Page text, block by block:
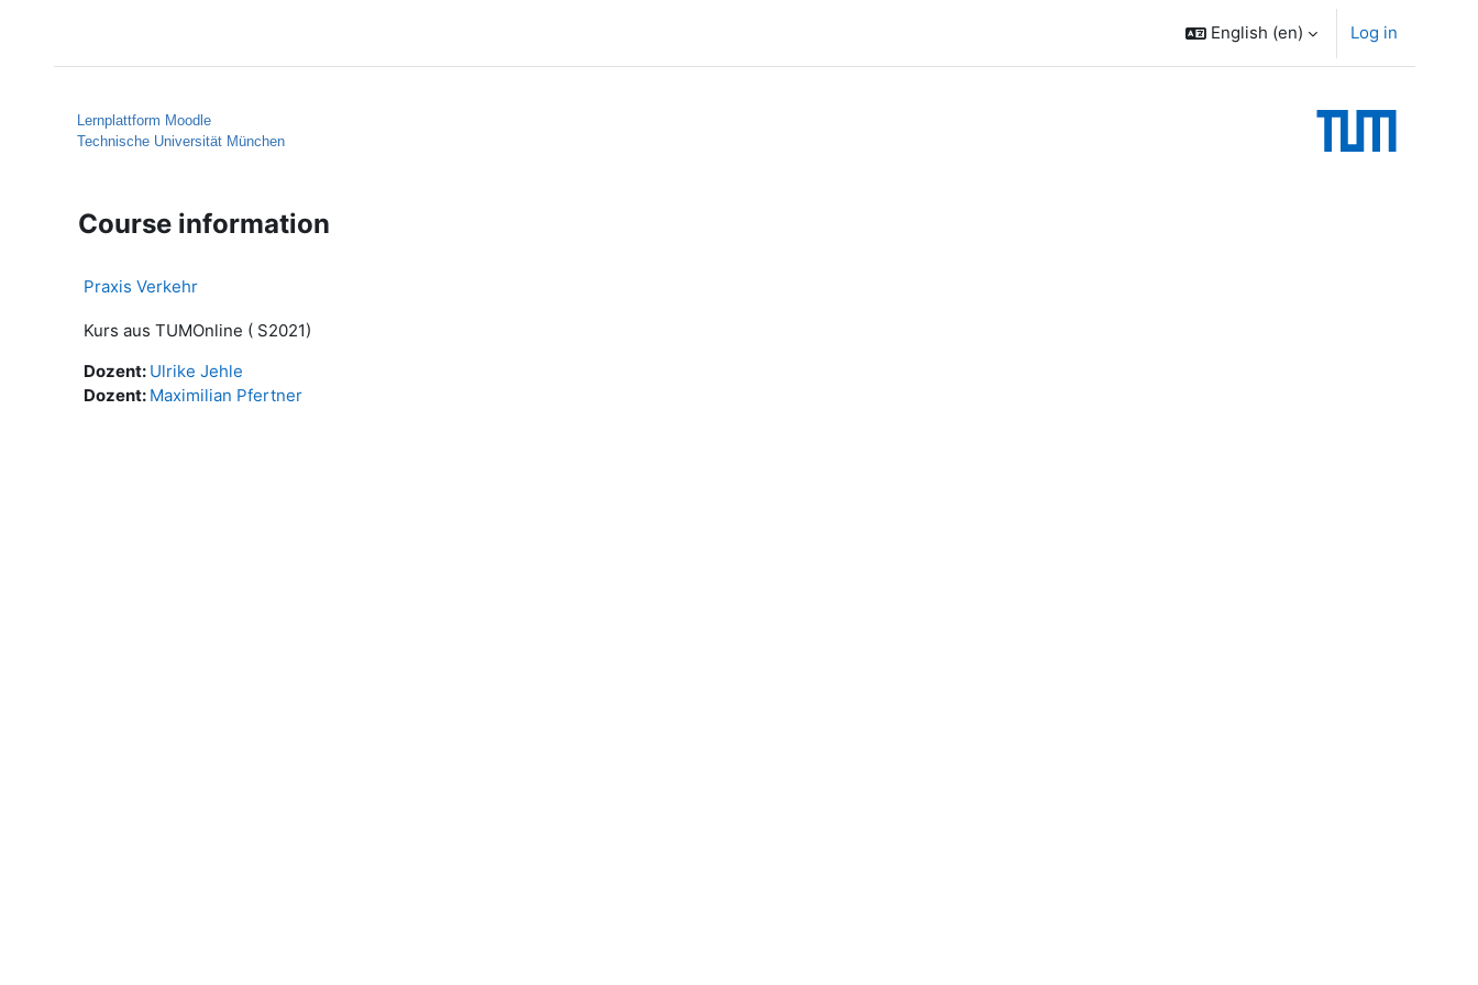
English ‎(en)‎ Log in
Lernplattform Moodle
Technische Universität München
Course information
Praxis Verkehr
Kurs aus TUMOnline ( S2021)
Dozent: Ulrike Jehle
Dozent: Maximilian Pfertner